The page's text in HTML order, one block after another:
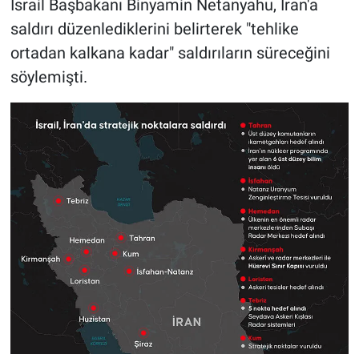
İsrail Başbakanı Binyamin Netanyahu, İran'a
saldırı düzenlediklerini belirterek "tehlike
ortadan kalkana kadar" saldırıların süreceğini
söylemişti.